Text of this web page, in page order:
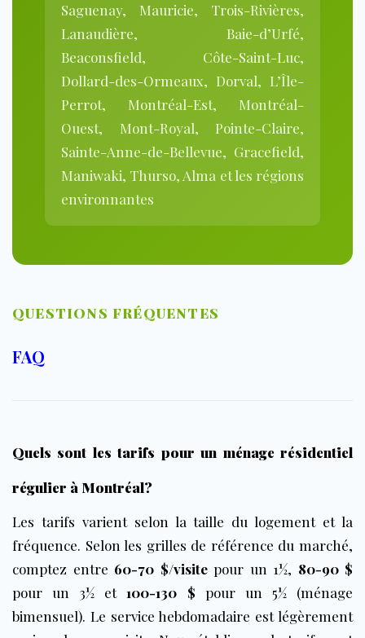
Saguenay, Mauricie, Trois-Rivières,
Lanaudière, Baie-d’Urfé,
Beaconsfield, Côte-Saint-Luc,
Dollard-des-Ormeaux, Dorval, L’Île-
Perrot, Montréal-Est, Montréal-
Ouest, Mont-Royal, Pointe-Claire,
Sainte-Anne-de-Bellevue, Gracefield,
Maniwaki, Thurso, Alma et les régions
environnantes
QUESTIONS FRÉQUENTES
FAQ
Quels sont les tarifs pour un ménage résidentiel
régulier à Montréal?
Les tarifs varient selon la taille du logement et la
fréquence. Selon les grilles de référence du marché,
comptez entre 60-70 $/visitepour un 1½, 80-90 $
pour un 3½ et100-130 $ pour un 5½ (ménage
bimensuel). Le service hebdomadaire est légèrement